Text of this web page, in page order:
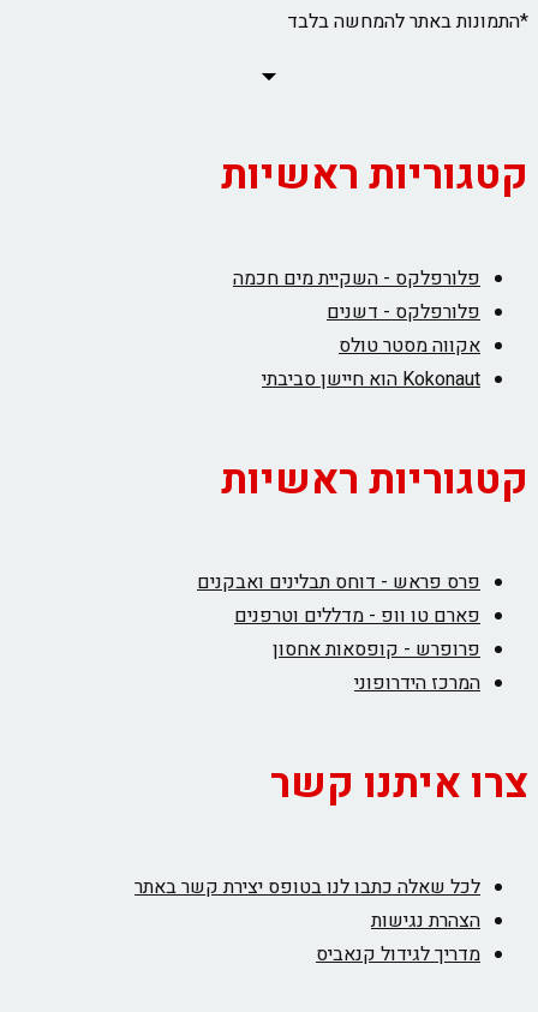
*התמונות באתר להמחשה בלבד
קטגוריות ראשיות
פלורפלקס - השקיית מים חכמה
פלורפלקס - דשנים
אקווה מסטר טולס
Kokonaut הוא חיישן סביבתי
קטגוריות ראשיות
פרס פראש - דוחס תבלינים ואבקנים
פארם טו וופ - מדללים וטרפנים
פרופרש - קופסאות אחסון
המרכז הידרופוני
צרו איתנו קשר
לכל שאלה כתבו לנו בטופס יצירת קשר באתר
הצהרת נגישות
מדריך לגידול קנאביס